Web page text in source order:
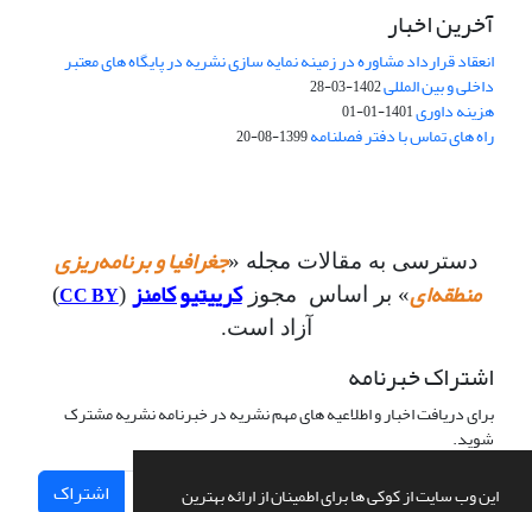
این وب سایت از کوکی ها برای اطمینان از ارائه بهترین
آخرین اخبار
انعقاد قرارداد مشاوره در زمینه نمایه سازی نشریه در پایگاه های معتبر
داخلی و بین المللی1402-03-28
هزینه داوری1401-01-01
راه های تماس با دفتر فصلنامه1399-08-20
دسترسی به مقالات مجله «جغرافیا و برنامه‌ریزی
منطقه‌ای» بر اساس مجوزکرییتیو کامنز (
CC BY
)
آزاد است.
اشتراک خبرنامه
برای دریافت اخبار و اطلاعیه های مهم نشریه در خبرنامه نشریه مشترک
شوید.
اشتراک